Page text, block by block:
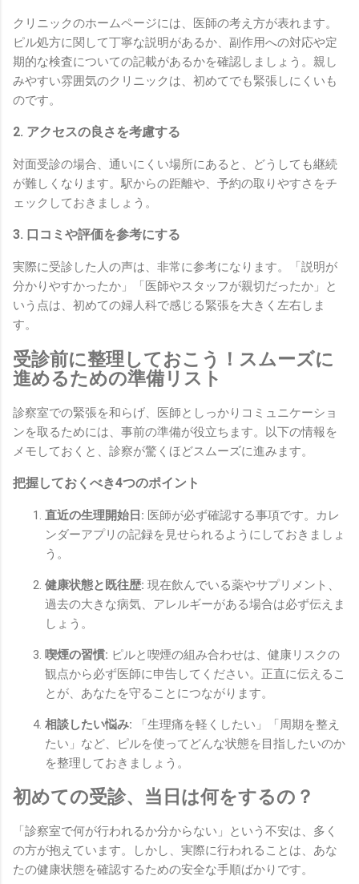
クリニックのホームページには、医師の考え方が表れます。
ピル処方に関して丁寧な説明があるか、副作用への対応や定
期的な検査についての記載があるかを確認しましょう。親し
みやすい雰囲気のクリニックは、初めてでも緊張しにくいも
のです。
2. アクセスの良さを考慮する
対面受診の場合、通いにくい場所にあると、どうしても継続
が難しくなります。駅からの距離や、予約の取りやすさをチ
ェックしておきましょう。
3. 口コミや評価を参考にする
実際に受診した人の声は、非常に参考になります。「説明が
分かりやすかったか」「医師やスタッフが親切だったか」と
いう点は、初めての婦人科で感じる緊張を大きく左右しま
す。
受診前に整理しておこう！スムーズに
進めるための準備リスト
診察室での緊張を和らげ、医師としっかりコミュニケーショ
ンを取るためには、事前の準備が役立ちます。以下の情報を
メモしておくと、診察が驚くほどスムーズに進みます。
把握しておくべき4つのポイント
直近の生理開始日: 医師が必ず確認する事項です。カレ
ンダーアプリの記録を見せられるようにしておきましょ
う。
健康状態と既往歴: 現在飲んでいる薬やサプリメント、
過去の大きな病気、アレルギーがある場合は必ず伝えま
しょう。
喫煙の習慣: ピルと喫煙の組み合わせは、健康リスクの
観点から必ず医師に申告してください。正直に伝えるこ
とが、あなたを守ることにつながります。
相談したい悩み: 「生理痛を軽くしたい」「周期を整え
たい」など、ピルを使ってどんな状態を目指したいのか
を整理しておきましょう。
初めての受診、当日は何をするの？
「診察室で何が行われるか分からない」という不安は、多く
の方が抱えています。しかし、実際に行われることは、あな
たの健康状態を確認するための安全な手順ばかりです。